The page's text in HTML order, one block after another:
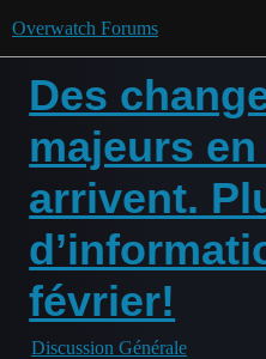
Overwatch Forums
Des
majeurs
arrivent.
février!
Discussion Générale